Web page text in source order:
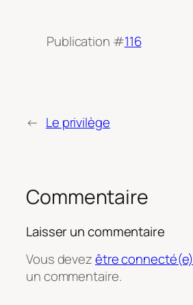
Publication #116
← Le privilège
Commentaire
Laisser un commentaire
Vous devezêtre connecté(e)
un commentaire.